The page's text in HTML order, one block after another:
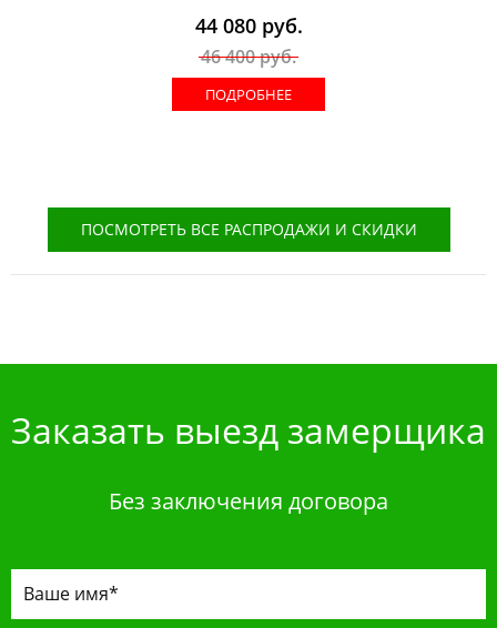
44 080руб.
46 400руб.
ПОДРОБНЕЕ
ПОСМОТРЕТЬ ВСЕ РАСПРОДАЖИ И СКИДКИ
Заказать выезд замерщика
Без заключения договора